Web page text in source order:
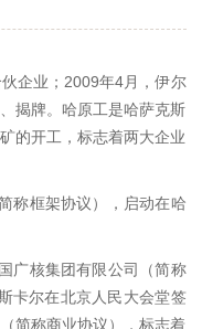
企业；2009年4月，伊尔
揭牌。哈原工是哈萨克斯
的开工，标志着两大企业
称框架协议），启动在哈
广核集团有限公司（简称
卡尔在北京人民大会堂签
简称商业协议），标志着